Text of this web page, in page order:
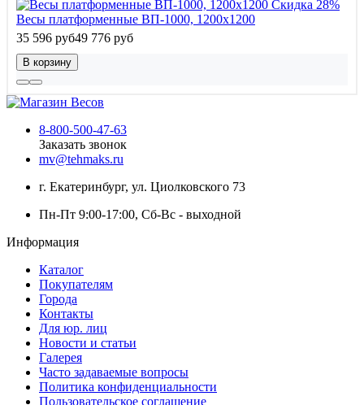
Скидка 28%
Весы платформенные ВП-1000, 1200x1200
35 596 руб49 776 руб
В корзину
8-800-500-47-63
Заказать звонок
mv@tehmaks.ru
г. Екатеринбург, ул. Циолковского 73
Пн-Пт 9:00-17:00, Сб-Вс - выходной
Информация
Каталог
Покупателям
Города
Контакты
Для юр. лиц
Новости и статьи
Галерея
Часто задаваемые вопросы
Политика конфиденциальности
Пользовательское соглашение